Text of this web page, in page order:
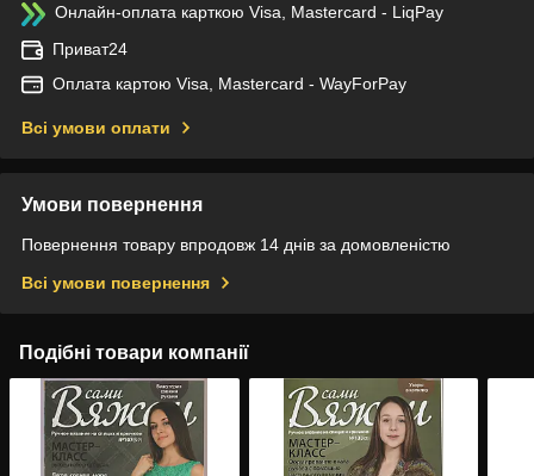
Онлайн-оплата карткою Visa, Mastercard - LiqPay
Приват24
Оплата картою Visa, Mastercard - WayForPay
Всі умови оплати
Умови повернення
Повернення товару впродовж 14 днів за домовленістю
Всі умови повернення
Подібні товари компанії